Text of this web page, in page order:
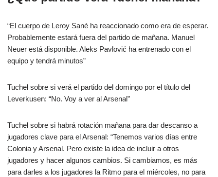
“El cuerpo de Leroy Sané ha reaccionado como era de esperar.
Probablemente estará fuera del partido de mañana. Manuel
Neuer está disponible. Aleks Pavlović ha entrenado con el
equipo y tendrá minutos”
Tuchel sobre si verá el partido del domingo por el título del
Leverkusen: “No. Voy a ver al Arsenal”
Tuchel sobre si habrá rotación mañana para dar descanso a
jugadores clave para el Arsenal: “Tenemos varios días entre
Colonia y Arsenal. Pero existe la idea de incluir a otros
jugadores y hacer algunos cambios. Si cambiamos, es más
para darles a los jugadores la Ritmo para el miércoles, no para